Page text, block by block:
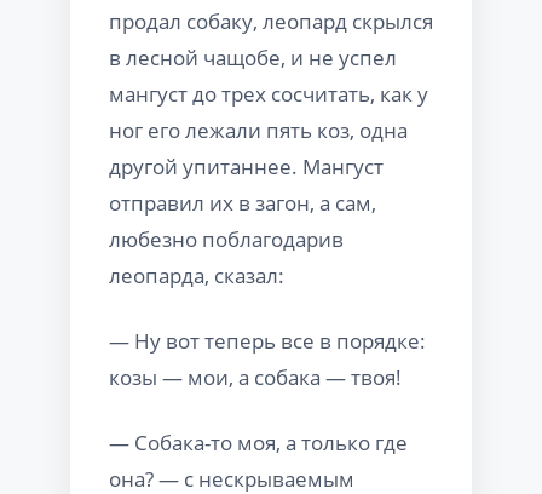
продал собаку, леопард скрылся
в лесной чащобе, и не успел
мангуст до трех сосчитать, как у
ног его лежали пять коз, одна
другой упитаннее. Мангуст
отправил их в загон, а сам,
любезно поблагодарив
леопарда, сказал:
— Ну вот теперь все в порядке:
козы — мои, а собака — твоя!
— Собака-то моя, а только где
она? — с нескрываемым